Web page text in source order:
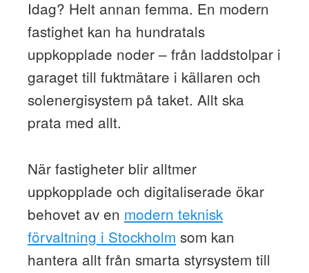
Idag? Helt annan femma. En modern
fastighet kan ha hundratals
uppkopplade noder – från laddstolpar i
garaget till fuktmätare i källaren och
solenergisystem på taket. Allt ska
prata med allt.
När fastigheter blir alltmer
uppkopplade och digitaliserade ökar
behovet av en modern teknisk
förvaltning i Stockholm som kan
hantera allt från smarta styrsystem till